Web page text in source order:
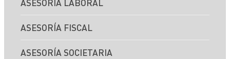
ASESORÍA LABORAL
ASESORÍA FISCAL
ASESORÍA SOCIETARIA